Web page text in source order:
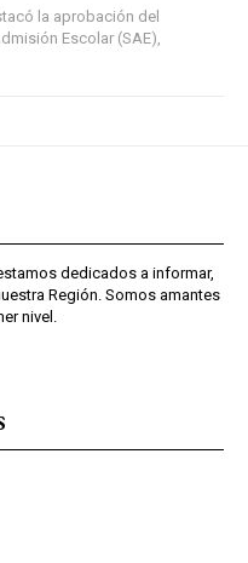
la aprobación del
Escolar (SAE),
dedicados a informar,
Región. Somos amantes
nivel.